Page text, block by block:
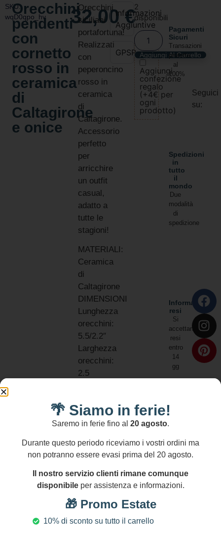
SKU:
wqD0qpo_hv
Orecchini
pendenti
con
cornetto
rosso in
ceramica
di
Caltagirone
e onice
32,00€
Orecchini
siciliani
portafortuna!
Realizzati
con
peperoncino
rosso in
ceramica
di
Caltagirone.
Accessorio
perfetto
per
arricchire
un outfit
casual,
adatto a
tutte le
stagioni!
MATERIALI:
Ceramica
di
Caltagirone
DIMENSIONI
Lunghezza
orecchini:
5.5/2.2″
Larghezza
orecchini:
2.5
AND
LEAD
Informazioni
Aggiuntive
GPSR
2
disponibili
Aggiungi Al Carrello
Aggiungi
confezione
regalo
(+4€ per
ogni
prodotto)
Pagamenti
Sicuri
Transazioni
protette
al
100%
Spedizioni
in
tutto
il
mondo
Due
modalità
di
spedizione
Informativa
resi
Si
accettano
resi
entro
14
gg
Seguici
su:
Prodotti Correlati
🌴 Siamo in ferie!
Saremo in ferie fino al 20 agosto.
Durante questo periodo riceviamo i vostri ordini ma
non potranno essere evasi prima del 20 agosto.
Il nostro servizio clienti rimane comunque
disponibileper assistenza e informazioni.
🎁 Promo Estate
10% di sconto su tutto il carrello